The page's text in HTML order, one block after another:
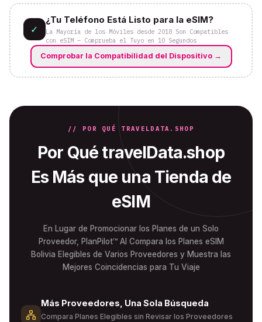
✓
¿Tu Teléfono Está Listo para la eSIM?
La Mayoría de los Móviles desde 2018 Son Compatibles
con eSIM – Comprueba el Tuyo en 10 Segundos
Comprobar la Compatibilidad del Dispositivo →
// POR QUÉ TRAVELDATA.SHOP
Por Qué travelData.shop
Es Más que una Tienda de
eSIM
En Lugar de Promocionar los Planes de un Solo
Proveedor, PlanPilot™ AI Compara los Planes eSIM
Bolivia Elegibles de Varios Proveedores y Muestra las
Mejores Coincidencias para Tu Viaje
Más Proveedores, Una Sola Búsqueda
Compara Planes Elegibles sin Revisar los Proveedores